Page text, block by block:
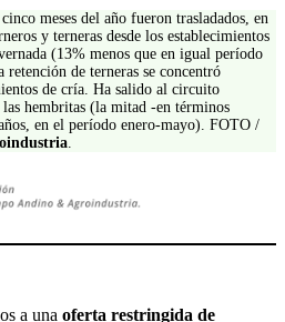
meses del año fueron trasladados, en
y terneras desde los establecimientos
(13% menos que en igual período
retención de terneras se concentró
de cría. Ha salido al circuito
hembritas (la mitad -en términos
en el período enero-mayo). FOTO /
a unaoferta restringida de